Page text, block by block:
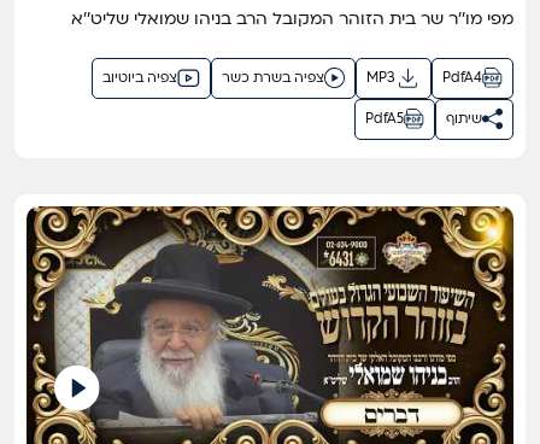
תשפ"ו
מפי מו''ר שר בית הזוהר המקובל הרב בניהו שמואלי שליט''א
צפיה ביוטיוב צפיה בשרת כשר MP3 PdfA4
PdfA5 שיתוף